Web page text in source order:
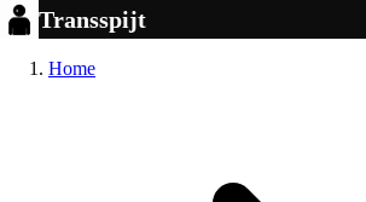
Transspijt
Home